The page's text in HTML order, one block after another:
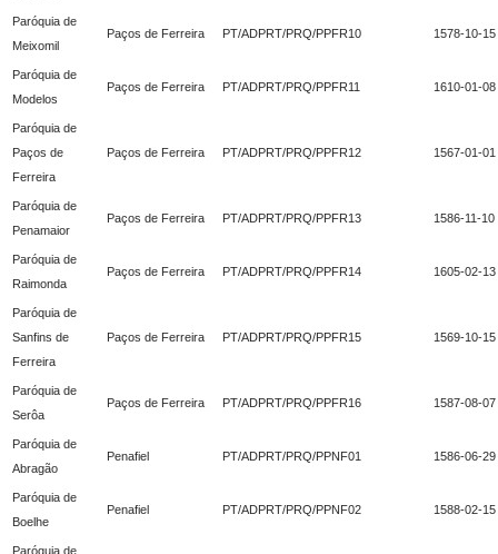
Paróquia de
Meixomil
Paços de Ferreira PT/ADPRT/PRQ/PPFR10 1578-10-15
Paróquia de
Modelos
Paços de Ferreira PT/ADPRT/PRQ/PPFR11 1610-01-08
Paróquia de
Paços de
Ferreira
Paços de Ferreira PT/ADPRT/PRQ/PPFR12 1567-01-01
Paróquia de
Penamaior
Paços de Ferreira PT/ADPRT/PRQ/PPFR13 1586-11-10
Paróquia de
Raimonda
Paços de Ferreira PT/ADPRT/PRQ/PPFR14 1605-02-13
Paróquia de
Sanfins de
Ferreira
Paços de Ferreira PT/ADPRT/PRQ/PPFR15 1569-10-15
Paróquia de
Serôa
Paços de Ferreira PT/ADPRT/PRQ/PPFR16 1587-08-07
Paróquia de
Abragão
Penafiel PT/ADPRT/PRQ/PPNF01 1586-06-29
Paróquia de
Boelhe
Penafiel PT/ADPRT/PRQ/PPNF02 1588-02-15
Paróquia de